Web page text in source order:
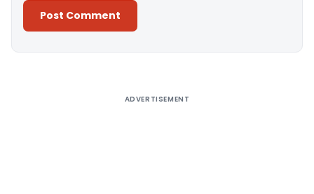
ADVERTISEMENT